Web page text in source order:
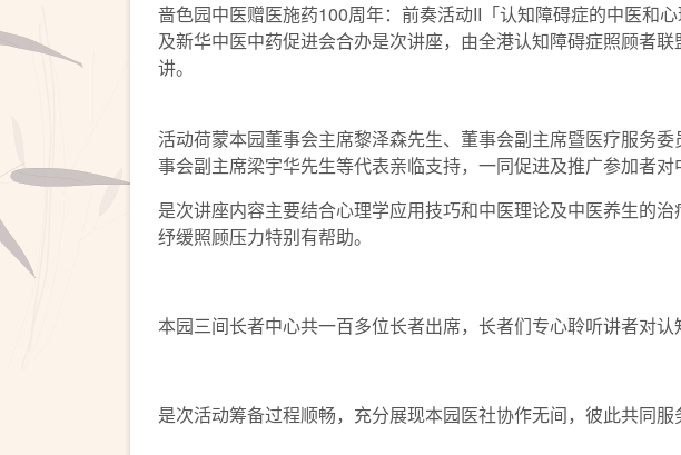
啬色园中医赠医施药100周年：前奏活动II「认知障碍症的中医和
及新华中医中药促进会合办是次讲座，由全港认知障碍症照顾者
讲。
活动荷蒙本园董事会主席黎泽森先生、董事会副主席暨医疗服务
事会副主席梁宇华先生等代表亲临支持，一同促进及推广参加者对
是次讲座内容主要结合心理学应用技巧和中医理论及中医养生的
纾缓照顾压力特别有帮助。
本园三间长者中心共一百多位长者出席，长者们专心聆听讲者对
是次活动筹备过程顺畅，充分展现本园医社协作无间，彼此共同服